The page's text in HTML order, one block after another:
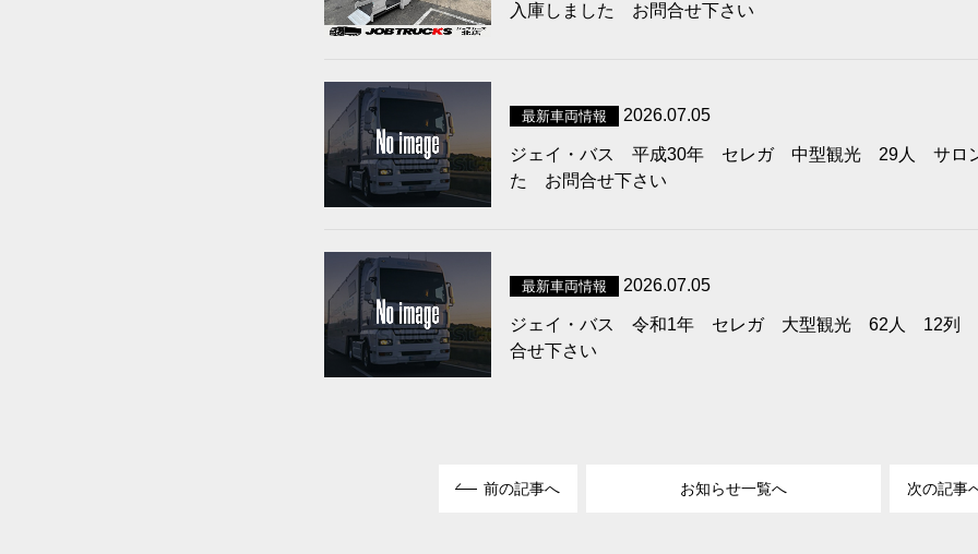
入庫しました お問合せ下さい
最新車両情報 2026.07.05
ジェイ・バス 平成30年 セレガ 中型観光 29人 サロ
た お問合せ下さい
最新車両情報 2026.07.05
ジェイ・バス 令和1年 セレガ 大型観光 62人 12列
合せ下さい
前の記事へ お知らせ一覧へ 次の記事